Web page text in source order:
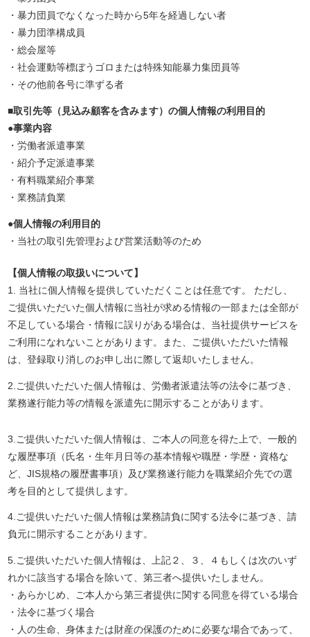
・暴力団員でなくなった時から5年を経過しない者
・暴力団準構成員
・総会屋等
・社会運動等標ぼうゴロまたは特殊知能暴力集団員等
・その他前各号に準ずる者
■取引先等（見込み顧客を含みます）の個人情報の利用目的
●事業内容
・労働者派遣事業
・紹介予定派遣事業
・有料職業紹介事業
・業務請負業
●個人情報の利用目的
・当社の取引先管理および営業活動等のため
【個人情報の取扱いについて】
1. 当社に個人情報を提供していただくことは任意です。 ただし、
ご提供いただいた個人情報に当社が求める情報の一部または全部が
不足している場合・情報に誤りがある場合は、当社提供サービスを
ご利用になれないことがあります。また、ご提供いただいた情報
は、登録取り消しのお申し出に際して返却いたしません。
2.ご提供いただいた個人情報は、労働者派遣法等の法令に基づき、
業務遂行能力等の情報を派遣先に開示することがあります。
3.ご提供いただいた個人情報は、ご本人の同意を得た上で、一般的
な履歴事項（氏名・生年月日等の基本情報や職歴・学歴・資格な
ど、JIS規格の履歴書事項）及び業務遂行能力を職業紹介先での選
考を目的として提供します。
4.ご提供いただいた個人情報は業務請負に関する法令に基づき、請
負元に開示することがあります。
5.ご提供いただいた個人情報は、上記２、３、４もしくは次のいず
れかに該当する場合を除いて、第三者へ提供いたしません。
・あらかじめ、ご本人から第三者提供に関する同意を得ている場合
・法令に基づく場合
・人の生命、身体または財産の保護のために必要な場合であって、